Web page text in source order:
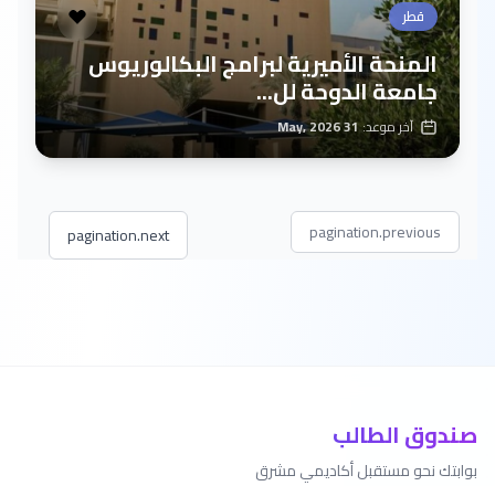
قطر
المنحة الأميرية لبرامج البكالوريوس
جامعة الدوحة لل...
آخر موعد:31 May, 2026
pagination.previous
pagination.next
صندوق الطالب
بوابتك نحو مستقبل أكاديمي مشرق